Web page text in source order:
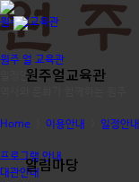
원주얼교육관
원주얼교육관
알림마당
원주 얼 교육관
일정안내
Home 이용안내 일정안내
프로그램 안내
대관안내